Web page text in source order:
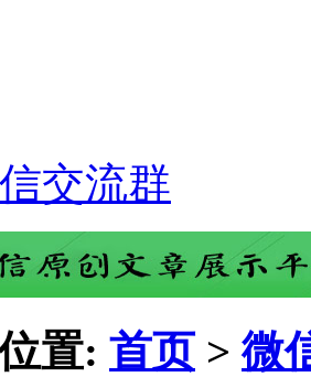
交流群
置: 首页 >微